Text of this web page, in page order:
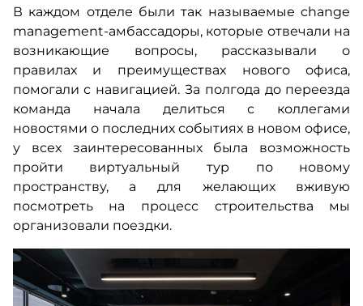
В каждом отделе были так называемые change
management-амбассадоры, которые отвечали на
возникающие вопросы, рассказывали о
правилах и преимуществах нового офиса,
помогали с навигацией. За полгода до переезда
команда начала делиться с коллегами
новостями о последних событиях в новом офисе,
у всех заинтересованных была возможность
пройти виртуальный тур по новому
пространству, а для желающих вживую
посмотреть на процесс строительства мы
организовали поездки.